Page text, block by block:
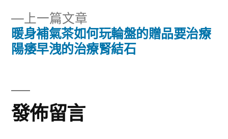
導
覽
上一篇文章
一
篇
暖身補氣茶如何玩輪盤的贈品要治療
陽痿早洩的治療腎結石
發佈留言